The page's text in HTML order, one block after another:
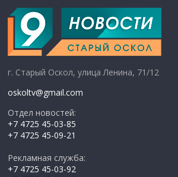
г. Старый Оскол, улица Ленина, 71/12
oskoltv@gmail.com
Отдел новостей:
+7 4725 45-03-85
+7 4725 45-09-21
Рекламная служба:
+7 4725 45-03-92